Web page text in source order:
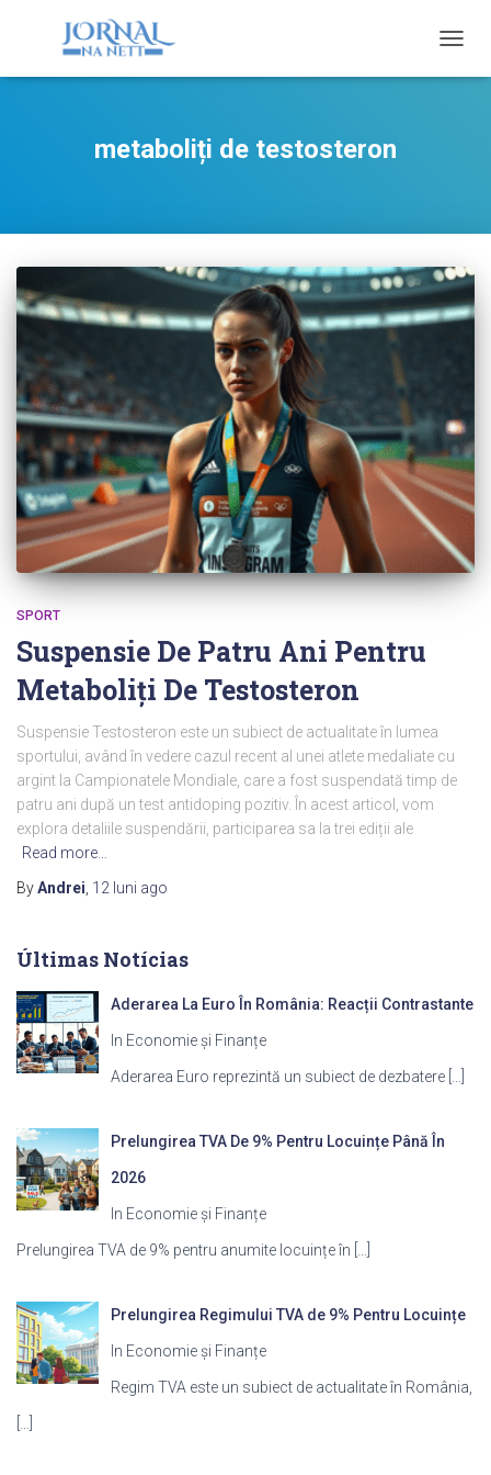
metaboliți de testosteron
SPORT
Suspensie De Patru Ani Pentru
Metaboliți De Testosteron
Suspensie Testosteron este un subiect de actualitate în lumea
sportului, având în vedere cazul recent al unei atlete medaliate cu
argint la Campionatele Mondiale, care a fost suspendată timp de
patru ani după un test antidoping pozitiv. În acest articol, vom
explora detaliile suspendării, participarea sa la trei ediții ale
Read more…
ByAndrei 12 luni ago
Últimas Notícias
Aderarea La Euro În România: Reacții Contrastante
In Economie și Finanțe
Aderarea Euro reprezintă un subiect de dezbatere
Prelungirea TVA De 9% Pentru Locuințe Până În
2026
In Economie și Finanțe
Prelungirea TVA de 9% pentru anumite locuințe în
Prelungirea Regimului TVA de 9% Pentru Locuințe
In Economie și Finanțe
Regim TVA este un subiect de actualitate în România,